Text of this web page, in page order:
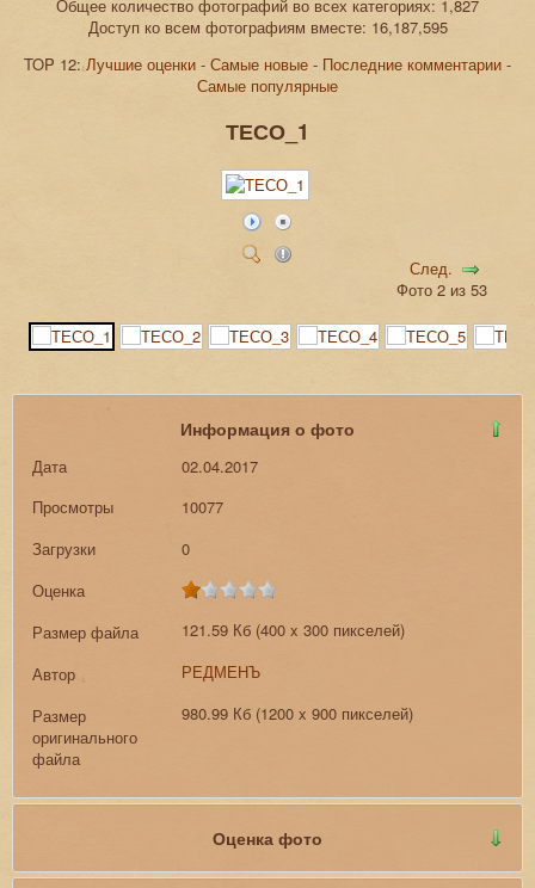
Общее количество фотографий во всех категориях: 1,827
Доступ ко всем фотографиям вместе: 16,187,595
TOP 12:Лучшие оценки - Самые новые - Последние комментарии -
Самые популярные
ТЕСО_1
След.
Фото 2 из 53
Информация о фото
Дата
02.04.2017
Просмотры
10077
Загрузки
0
Оценка
Размер файла
121.59 Кб (400 x 300 пикселей)
Автор
РЕДМЕНЪ
Размер
оригинального
файла
980.99 Кб (1200 x 900 пикселей)
Оценка фото